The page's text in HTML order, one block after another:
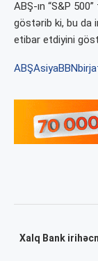
ABŞ-ın “S&P
göstərib ki, bu da
etibar etdiyini
ABŞAsiyaBBNbirja
Xalq Bank